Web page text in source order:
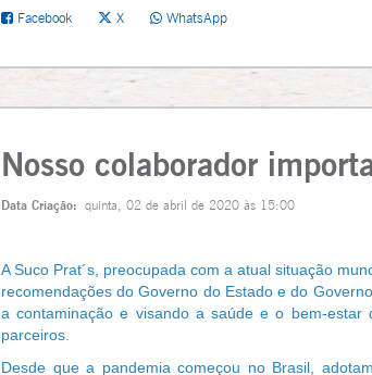
Facebook X WhatsApp
Nosso colaborador
Data Criação: quinta, 02 de abril de 2020 às 15:00
A Suco Prat´s, preocupada com a atual situação
recomendações do Governo do Estado e do
a contaminação e visando a saúde e o bem-estar
parceiros.
Desde que a pandemia começou no Brasil,